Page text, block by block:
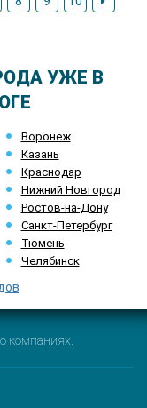
УЖЕ В
Воронеж
Казань
Краснодар
Нижний Новгород
Ростов-на-Дону
Санкт-Петербург
Тюмень
Челябинск
компаниях.